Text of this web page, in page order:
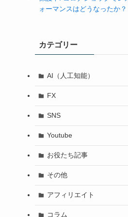
ォーマンスはどうなったか？
カテゴリー
AI（人工知能）
FX
SNS
Youtube
お役たち記事
その他
アフィリエイト
コラム